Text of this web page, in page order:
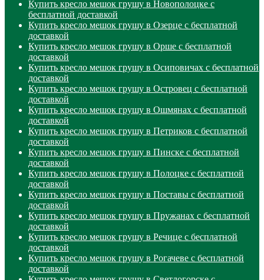
Купить кресло мешок грушу в Новополоцке с
бесплатной доставкой
Купить кресло мешок грушу в Озерце с бесплатной
доставкой
Купить кресло мешок грушу в Орше с бесплатной
доставкой
Купить кресло мешок грушу в Осиповичах с бесплатной
доставкой
Купить кресло мешок грушу в Островец с бесплатной
доставкой
Купить кресло мешок грушу в Ошмянах с бесплатной
доставкой
Купить кресло мешок грушу в Петриков с бесплатной
доставкой
Купить кресло мешок грушу в Пинске с бесплатной
доставкой
Купить кресло мешок грушу в Полоцке с бесплатной
доставкой
Купить кресло мешок грушу в Поставы с бесплатной
доставкой
Купить кресло мешок грушу в Пружанах с бесплатной
доставкой
Купить кресло мешок грушу в Речице с бесплатной
доставкой
Купить кресло мешок грушу в Рогачеве с бесплатной
доставкой